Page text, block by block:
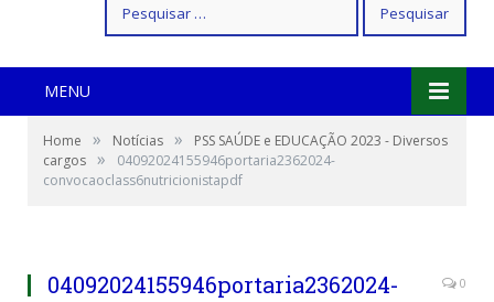
por:
MENU
Home » Notícias »
PSS SAÚDE e EDUCAÇÃO 2023 - Diversos
cargos »
04092024155946portaria2362024-
convocaoclass6nutricionistapdf
04092024155946portaria2362024-
0